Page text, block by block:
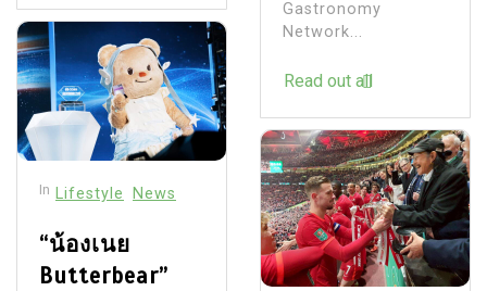
In Lifestyle News
“น้องเนย
Butterbear”
Gastronomy
Network...
Read out all